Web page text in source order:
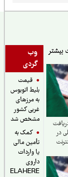
وب
گردی
قیمت
بلیط اتوبوس
به مرزهای
غربی کشور
مشخص شد
کمک به
تأمین مالی
یا واردات
داروی
ELAHERE